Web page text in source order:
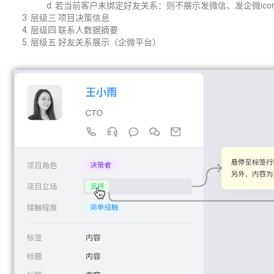
若当前客户未绑定好友关系：则不展示发微信、发企微
层级三 项目决策信息
层级四 联系人数据摘要
层级五 好友关系展示（企微平台）